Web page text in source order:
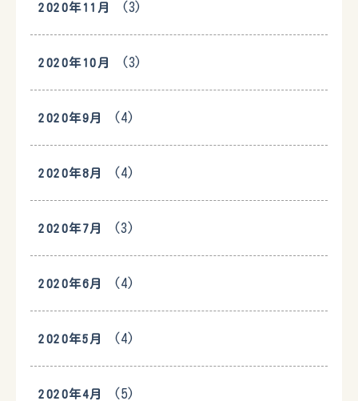
2020年11月 (3)
2020年10月 (3)
2020年9月 (4)
2020年8月 (4)
2020年7月 (3)
2020年6月 (4)
2020年5月 (4)
2020年4月 (5)